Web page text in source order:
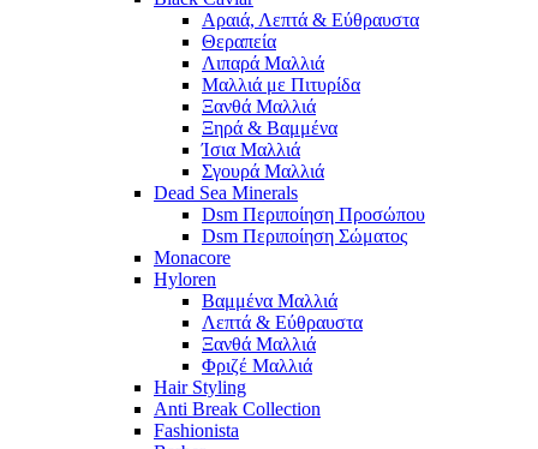
Αραιά, Λεπτά & Εύθραυστα
Θεραπεία
Λιπαρά Μαλλιά
Μαλλιά με Πιτυρίδα
Ξανθά Μαλλιά
Ξηρά & Βαμμένα
Ίσια Μαλλιά
Σγουρά Μαλλιά
Dead Sea Minerals
Dsm Περιποίηση Προσώπου
Dsm Περιποίηση Σώματος
Monacore
Hyloren
Βαμμένα Μαλλιά
Λεπτά & Εύθραυστα
Ξανθά Μαλλιά
Φριζέ Μαλλιά
Hair Styling
Anti Break Collection
Fashionista